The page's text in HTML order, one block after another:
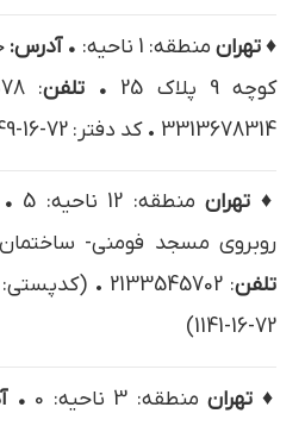
♦ تهران منطقه: 1 ناحیه: • آدرس:
کوچه 9 پلاک 25
• تلفن
3313678314 • کد دفتر: 72-16-1349)
♦ تهران منطقه: 12 ناحیه: 5
روبروی مسجد فومنی- ساختمان
تلفن
72-16-1141)
♦ تهران منطقه: 3 ناحیه: 0 •